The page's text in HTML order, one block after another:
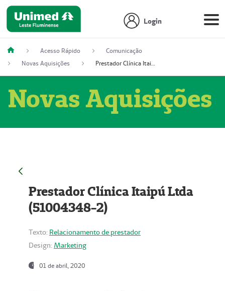
Login
Acesso Rápido
Comunicação
Novas Aquisições
Prestador Clínica Itaipú Ltda (51004348-2)
Novas Aquisições
Prestador Clínica Itaipú Ltda
(51004348-2)
Texto: Relacionamento de prestador
Design: Marketing
01 de abril, 2020